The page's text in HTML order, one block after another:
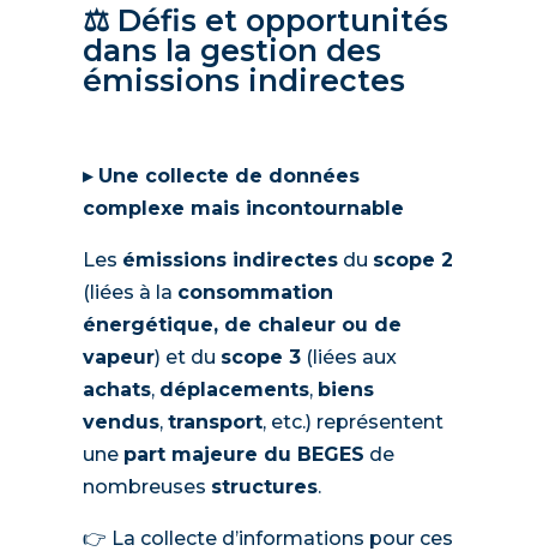
⚖️ Défis et opportunités
dans la gestion des
émissions indirectes
▸ Une collecte de données
complexe mais incontournable
Les émissions indirectesdu scope 2
(liées à la consommation
énergétique, de chaleur ou de
vapeur) et du scope 3(liées aux
achats, déplacements, biens
vendus, transport, etc.) représentent
une part majeure du BEGES de
nombreuses structures.
👉 La collecte d’informations pour ces